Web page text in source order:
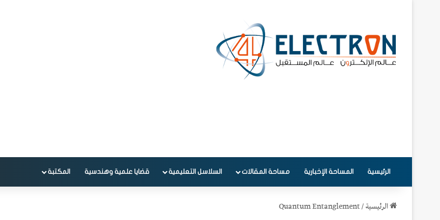
الرئيسية المساحة الإخبارية مساحة المقالات السلاسل التعليمية قضايا علمية وهندسية المكتبة
الرئيسية/
Quantum Entanglement